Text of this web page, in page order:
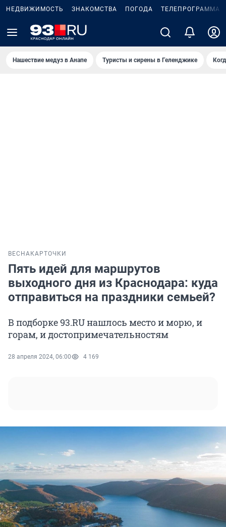
НЕДВИЖИМОСТЬ ЗНАКОМСТВА ПОГОДА ТЕЛЕПРОГРАММА
Нашествие медуз в Анапе Туристы и сирены в Геленджике
ВЕСНА КАРТОЧКИ
Пять идей для маршрутов
выходного дня из Краснодара: куда
отправиться на праздники семьей?
В подборке 93.RU нашлось место и морю, и
горам, и достопримечательностям
28 апреля 2024, 06:00 4 169